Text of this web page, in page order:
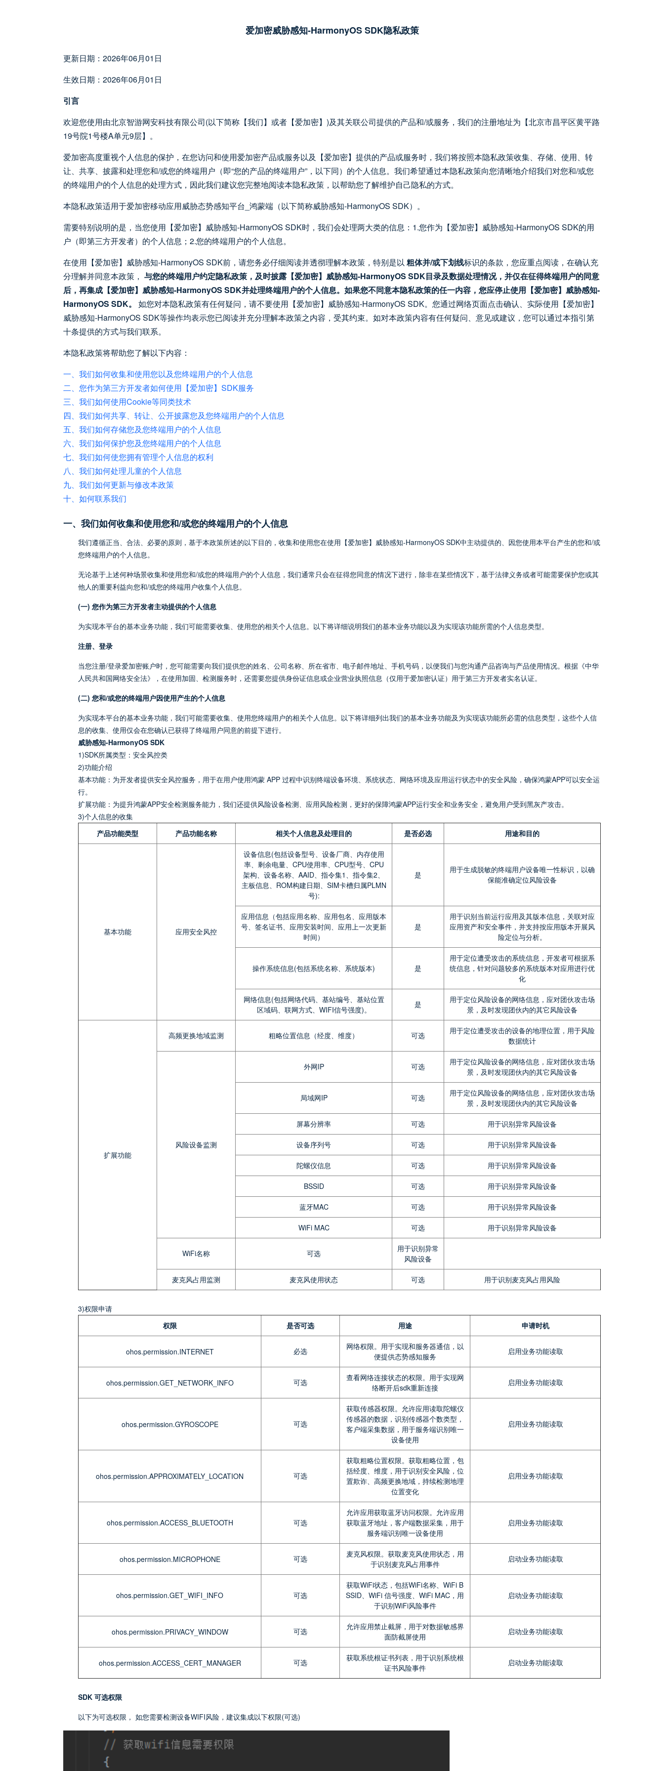
爱加密威胁感知-HarmonyOS SDK隐私政策
更新日期：2026年06月01日
生效日期：2026年06月01日
引言
欢迎您使用由北京智游网安科技有限公司(以下简称【我们】或者【爱加密】)及其关联公司提供的产品和/或服务，我们的注册地址为【北京市昌平区黄平路
19号院1号楼A单元9层】。
爱加密高度重视个人信息的保护，在您访问和使用爱加密产品或服务以及【爱加密】提供的产品或服务时，我们将按照本隐私政策收集、存储、使用、转
让、共享、披露和处理您和/或您的终端用户（即“您的产品的终端用户”，以下同）的个人信息。我们希望通过本隐私政策向您清晰地介绍我们对您和/或您
的终端用户的个人信息的处理方式，因此我们建议您完整地阅读本隐私政策，以帮助您了解维护自己隐私的方式。
本隐私政策适用于爱加密移动应用威胁态势感知平台_鸿蒙端（以下简称威胁感知-HarmonyOS SDK）。
需要特别说明的是，当您使用【爱加密】威胁感知-HarmonyOS SDK时，我们会处理两大类的信息：1.您作为【爱加密】威胁感知-HarmonyOS SDK的用
户（即第三方开发者）的个人信息；2.您的终端用户的个人信息。
在使用【爱加密】威胁感知-HarmonyOS SDK前，请您务必仔细阅读并透彻理解本政策，特别是以 粗体并/或下划线标识的条款，您应重点阅读，在确认充
分理解并同意本政策， 与您的终端用户约定隐私政策，及时披露【爱加密】威胁感知-HarmonyOS SDK目录及数据处理情况，并仅在征得终端用户的同意
后，再集成【爱加密】威胁感知-HarmonyOS SDK并处理终端用户的个人信息。如果您不同意本隐私政策的任一内容，您应停止使用【爱加密】威胁感知-
HarmonyOS SDK。
如您对本隐私政策有任何疑问，请不要使⽤【爱加密】威胁感知-HarmonyOS SDK。您通过⽹络⻚⾯点击确认、实际使⽤【爱加密】
威胁感知-HarmonyOS SDK等操作均表示您已阅读并充分理解本政策之内容，受其约束。如对本政策内容有任何疑问、意见或建议，您可以通过本指引第
十条提供的方式与我们联系。
本隐私政策将帮助您了解以下内容：
一、我们如何收集和使用您以及您终端用户的个人信息
二、您作为第三方开发者如何使用【爱加密】SDK服务
三、我们如何使用Cookie等同类技术
四、我们如何共享、转让、公开披露您及您终端用户的个人信息
五、我们如何存储您及您终端用户的个人信息
六、我们如何保护您及您终端用户的个人信息
七、我们如何使您拥有管理个人信息的权利
八、我们如何处理儿童的个人信息
九、我们如何更新与修改本政策
十、如何联系我们
一、我们如何收集和使用您和/或您的终端用户的个人信息
我们遵循正当、合法、必要的原则，基于本政策所述的以下目的，收集和使用您在使用【爱加密】威胁感知-HarmonyOS SDK中主动提供的、因您使用本平台产生的您和/或
您终端用户的个人信息。
无论基于上述何种场景收集和使用您和/或您的终端用户的个人信息，我们通常只会在征得您同意的情况下进行，除非在某些情况下，基于法律义务或者可能需要保护您或其
他人的重要利益向您和/或您的终端用户收集个人信息。
(一) 您作为第三方开发者主动提供的个人信息
为实现本平台的基本业务功能，我们可能需要收集、使用您的相关个人信息。以下将详细说明我们的基本业务功能以及为实现该功能所需的个人信息类型。
注册、登录
当您注册/登录爱加密账户时，您可能需要向我们提供您的姓名、公司名称、所在省市、电子邮件地址、手机号码，以便我们与您沟通产品咨询与产品使用情况。根据《中华
人民共和国网络安全法》，在使用加固、检测服务时，还需要您提供身份证信息或企业营业执照信息（仅用于爱加密认证）用于第三方开发者实名认证。
(二) 您和/或您的终端用户因使用产生的个人信息
为实现本平台的基本业务功能，我们可能需要收集、使用您终端用户的相关个人信息。以下将详细列出我们的基本业务功能及为实现该功能所必需的信息类型，这些个人信
息的收集、使用仅会在您确认已获得了终端用户同意的前提下进行。
威胁感知-HarmonyOS SDK
1)SDK所属类型：安全风控类
2)功能介绍
基本功能：为开发者提供安全风控服务，用于在用户使用鸿蒙 APP 过程中识别终端设备环境、系统状态、网络环境及应用运行状态中的安全风险，确保鸿蒙APP可以安全运
行。
扩展功能：为提升鸿蒙APP安全检测服务能力，我们还提供风险设备检测、应用风险检测，更好的保障鸿蒙APP运行安全和业务安全，避免用户受到黑灰产攻击。
3)个人信息的收集
产品功能类型
产品功能名称 相关个人信息及处理目的 是否必选 用途和目的
基本功能 应用安全风控
设备信息(包括设备型号、设备厂商、内存使用
率、剩余电量、CPU使用率、CPU型号、CPU
架构、设备名称、AAID、指令集1、指令集2、
主板信息、ROM构建日期、SIM卡槽归属PLMN
号):
是
用于生成脱敏的终端用户设备唯一性标识，以确
保能准确定位风险设备
应用信息（包括应用名称、应用包名、应用版本
号、签名证书、应用安装时间、应用上一次更新
时间）
是
用于识别当前运行应用及其版本信息，关联对应
应用资产和安全事件，并支持按应用版本开展风
险定位与分析。
操作系统信息(包括系统名称、系统版本) 是
用于定位遭受攻击的系统信息，开发者可根据系
统信息，针对问题较多的系统版本对应用进行优
化
网络信息(包括网络代码、基站编号、基站位置
区域码、联网方式、WIFI信号强度)。
是
用于定位风险设备的网络信息，应对团伙攻击场
景，及时发现团伙内的其它风险设备
扩展功能
高频更换地域监测 粗略位置信息（经度、维度） 可选
用于定位遭受攻击的设备的地理位置，用于风险
数据统计
风险设备监测
外网IP 可选
用于定位风险设备的网络信息，应对团伙攻击场
景，及时发现团伙内的其它风险设备
局域网IP 可选
用于定位风险设备的网络信息，应对团伙攻击场
景，及时发现团伙内的其它风险设备
屏幕分辨率 可选 用于识别异常风险设备
设备序列号 可选 用于识别异常风险设备
陀螺仪信息 可选 用于识别异常风险设备
BSSID 可选 用于识别异常风险设备
蓝牙MAC 可选 用于识别异常风险设备
WiFi MAC 可选 用于识别异常风险设备
WiFi名称 可选
用于识别异常
风险设备
麦克风占用监测 麦克风使用状态 可选 用于识别麦克风占用风险
3)权限申请
权限
是否可选 用途 申请时机
ohos.permission.INTERNET 必选
网络权限。用于实现和服务器通信，以
便提供态势感知服务
启用业务功能读取
ohos.permission.GET_NETWORK_INFO 可选
查看网络连接状态的权限。用于实现网
络断开后sdk重新连接
启用业务功能读取
ohos.permission.GYROSCOPE 可选
获取传感器权限。允许应用读取陀螺仪
传感器的数据，识别传感器个数类型，
客户端采集数据，用于服务端识别唯一
设备使用
启用业务功能读取
ohos.permission.APPROXIMATELY_LOCATION 可选
获取粗略位置权限。获取粗略位置，包
括经度、维度，用于识别安全风险，位
置欺诈、高频更换地域，持续检测地理
位置变化
启用业务功能读取
ohos.permission.ACCESS_BLUETOOTH 可选
允许应用获取蓝牙访问权限。允许应用
获取蓝牙地址，客户端数据采集，用于
服务端识别唯一设备使用
启用业务功能读取
ohos.permission.MICROPHONE 可选
麦克风权限。获取麦克风使用状态，用
于识别麦克风占用事件
启动业务功能读取
ohos.permission.GET_WIFI_INFO 可选
获取WiFi状态，包括WiFi名称、WiFi B
SSID、WiFi 信号强度、WiFi MAC，用
于识别WiFi风险事件
启动业务功能读取
ohos.permission.PRIVACY_WINDOW 可选
允许应用禁止截屏，用于对数据敏感界
面防截屏使用
启动业务功能读取
ohos.permission.ACCESS_CERT_MANAGER 可选
获取系统根证书列表，用于识别系统根
证书风险事件
启动业务功能读取
SDK 可选权限
以下为可选权限， 如您需要检测设备WIFI风险，建议集成以下权限(可选)